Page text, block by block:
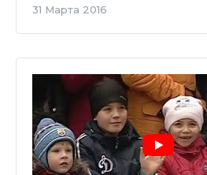
31 Марта 2016